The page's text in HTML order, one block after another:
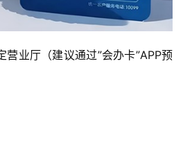
业厅（建议通过”会办卡”APP预